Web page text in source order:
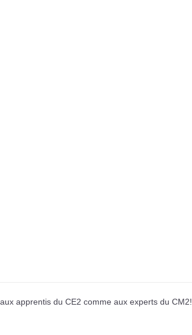
apprentis du CE2 comme aux experts du CM2!